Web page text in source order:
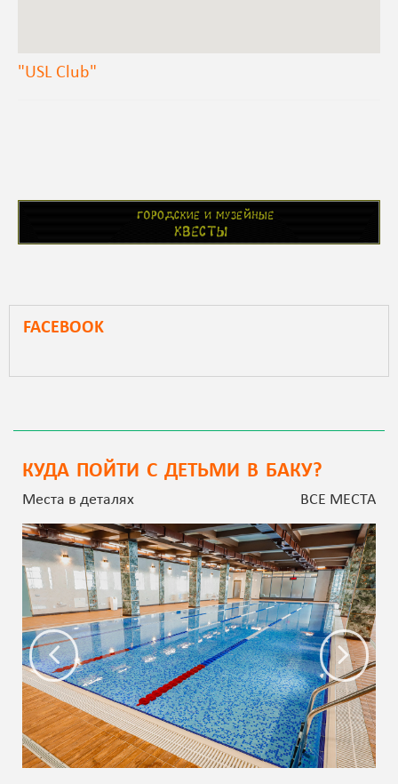
"USL Club"
FACEBOOK
КУДА ПОЙТИ С ДЕТЬМИ В БАКУ?
Места в деталях ВСЕ МЕСТА